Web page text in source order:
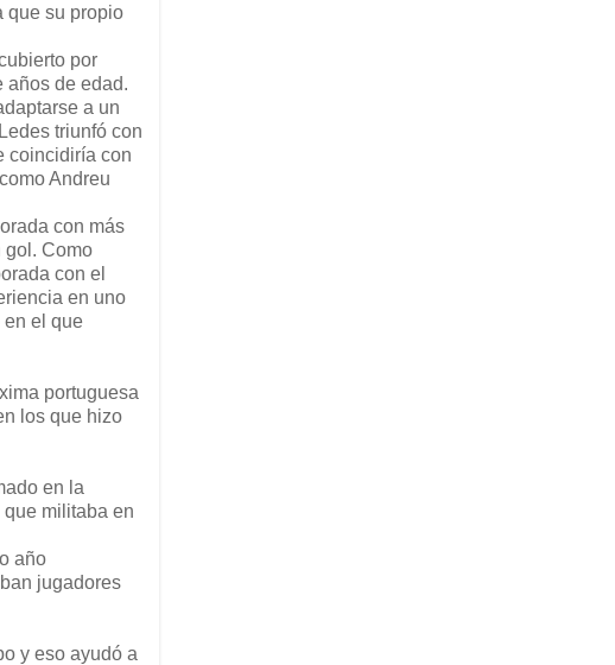
que su propio
por
años de edad.
a un
triunfó con
coincidiría con
Andreu
con más
gol. Como
con el
en uno
en el que
portuguesa
los que hizo
en la
militaba en
año
jugadores
y eso ayudó a